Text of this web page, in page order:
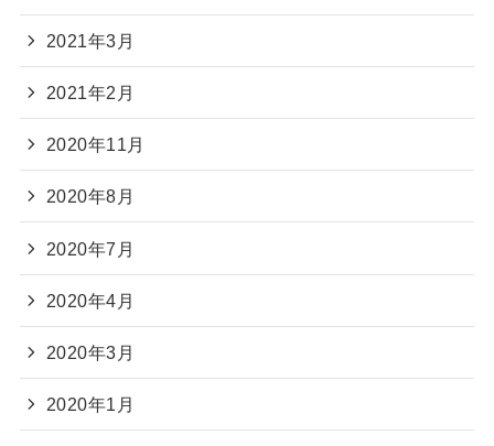
2021年3月
2021年2月
2020年11月
2020年8月
2020年7月
2020年4月
2020年3月
2020年1月